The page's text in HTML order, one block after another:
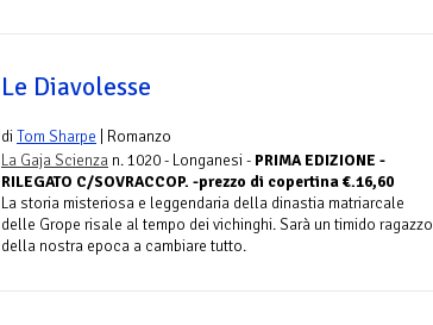
Le Diavolesse
diTom Sharpe | Romanzo
La Gaja Scienza n. 1020 - Longanesi - PRIMA EDIZIONE -
RILEGATO C/SOVRACCOP. -prezzo di copertina €.16,60
La storia misteriosa e leggendaria della dinastia matriarcale
delle Grope risale al tempo dei vichinghi. Sarà un timido ragazzo
della nostra epoca a cambiare tutto.